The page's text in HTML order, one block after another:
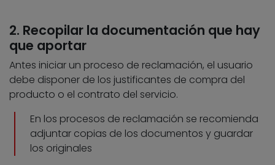
2. Recopilar la documentación que hay
que aportar
Antes iniciar un proceso de reclamación, el usuario
debe disponer de los justificantes de compra del
producto o el contrato del servicio.
En los procesos de reclamación se recomienda
adjuntar copias de los documentos y guardar
los originales